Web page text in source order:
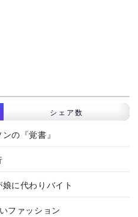
シェア数
の『覚書』
娘に代わりバイト
ファッション